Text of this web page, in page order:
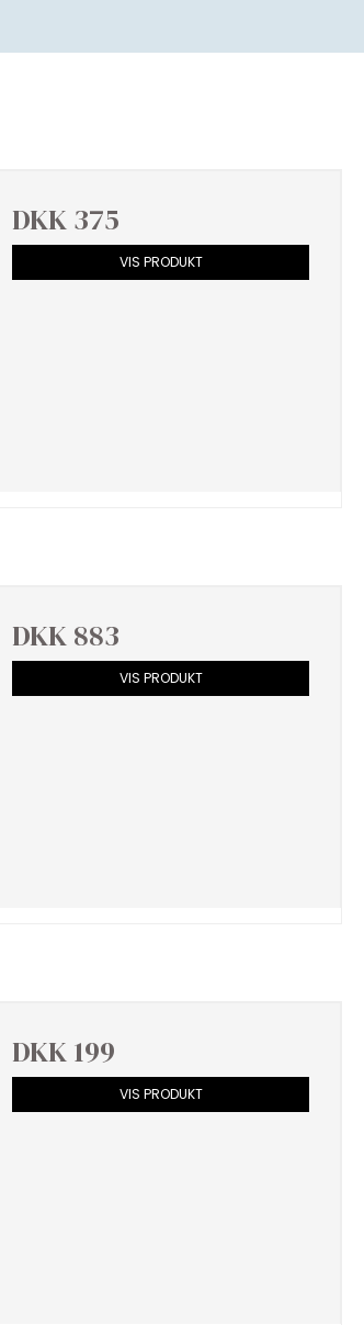
DKK 375
VIS PRODUKT
DKK 883
VIS PRODUKT
DKK 199
VIS PRODUKT